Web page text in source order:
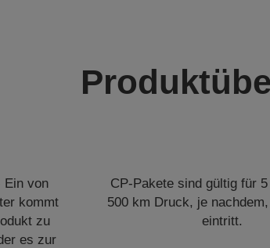
Ein von
kommt
zu
es zur
CP-Pakete sind gültig für
500 km Druck, je
eintritt.